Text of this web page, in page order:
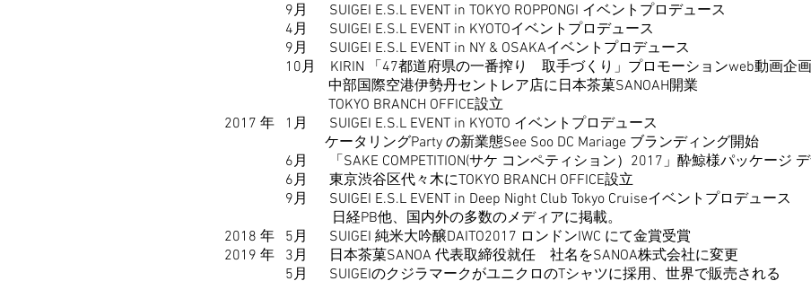
9月 SUIGEI E.S.L EVENT in TOKYO ROPPONGI イベントプロデュース
4月 SUIGEI E.S.L EVENT in KYOTOイベントプロデュース
9月 SUIGEI E.S.L EVENT in NY & OSAKAイベントプロデュース
10月 KIRIN 「47都道府県の一番搾り 取手づくり」プロモーションweb動画企画
中部国際空港伊勢丹セントレア店に日本茶菓SANOAH開業
​ TOKYO BRANCH OFFICE設立
2017 年 1月 SUIGEI E.S.L EVENT in KYOTO イベントプロデュース
ケータリングParty の新業態See Soo DC Mariage ブランディング開始
6月 「SAKE COMPETITION(サケ コンペティション）2017」酔鯨様パッケージ デ
6月 東京渋谷区代々木にTOKYO BRANCH OFFICE設立
9月 SUIGEI E.S.L EVENT in Deep Night Club Tokyo Cruiseイベントプロデュース
日経PB他、国内外の多数のメディアに掲載。
2018 年 5月 SUIGEI 純米大吟醸DAITO2017 ロンドンIWC にて金賞受賞
2019 年 3月 日本茶菓SANOA 代表取締役就任 社名をSANOA株式会社に変更
5月 SUIGEIのクジラマークがユニクロのTシャツに採用、世界で販売される